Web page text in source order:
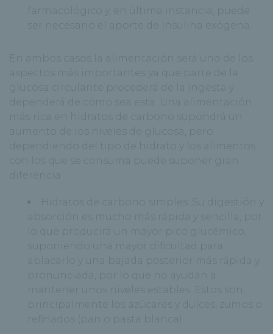
farmacológico y, en última instancia, puede
ser necesario el aporte de insulina exógena.
En ambos casos la alimentación será uno de los
aspectos más importantes ya que parte de la
glucosa circulante procederá de la ingesta y
dependerá de cómo sea esta. Una alimentación
más rica en hidratos de carbono supondrá un
aumento de los niveles de glucosa, pero
dependiendo del tipo de hidrato y los alimentos
con los que se consuma puede suponer gran
diferencia:
Hidratos de carbono simples: Su digestión y
absorción es mucho más rápida y sencilla, por
lo que producirá un mayor pico glucémico,
suponiendo una mayor dificultad para
aplacarlo y una bajada posterior más rápida y
pronunciada, por lo que no ayudan a
mantener unos niveles estables. Estos son
principalmente los azúcares y dulces, zumos o
refinados (pan o pasta blanca).